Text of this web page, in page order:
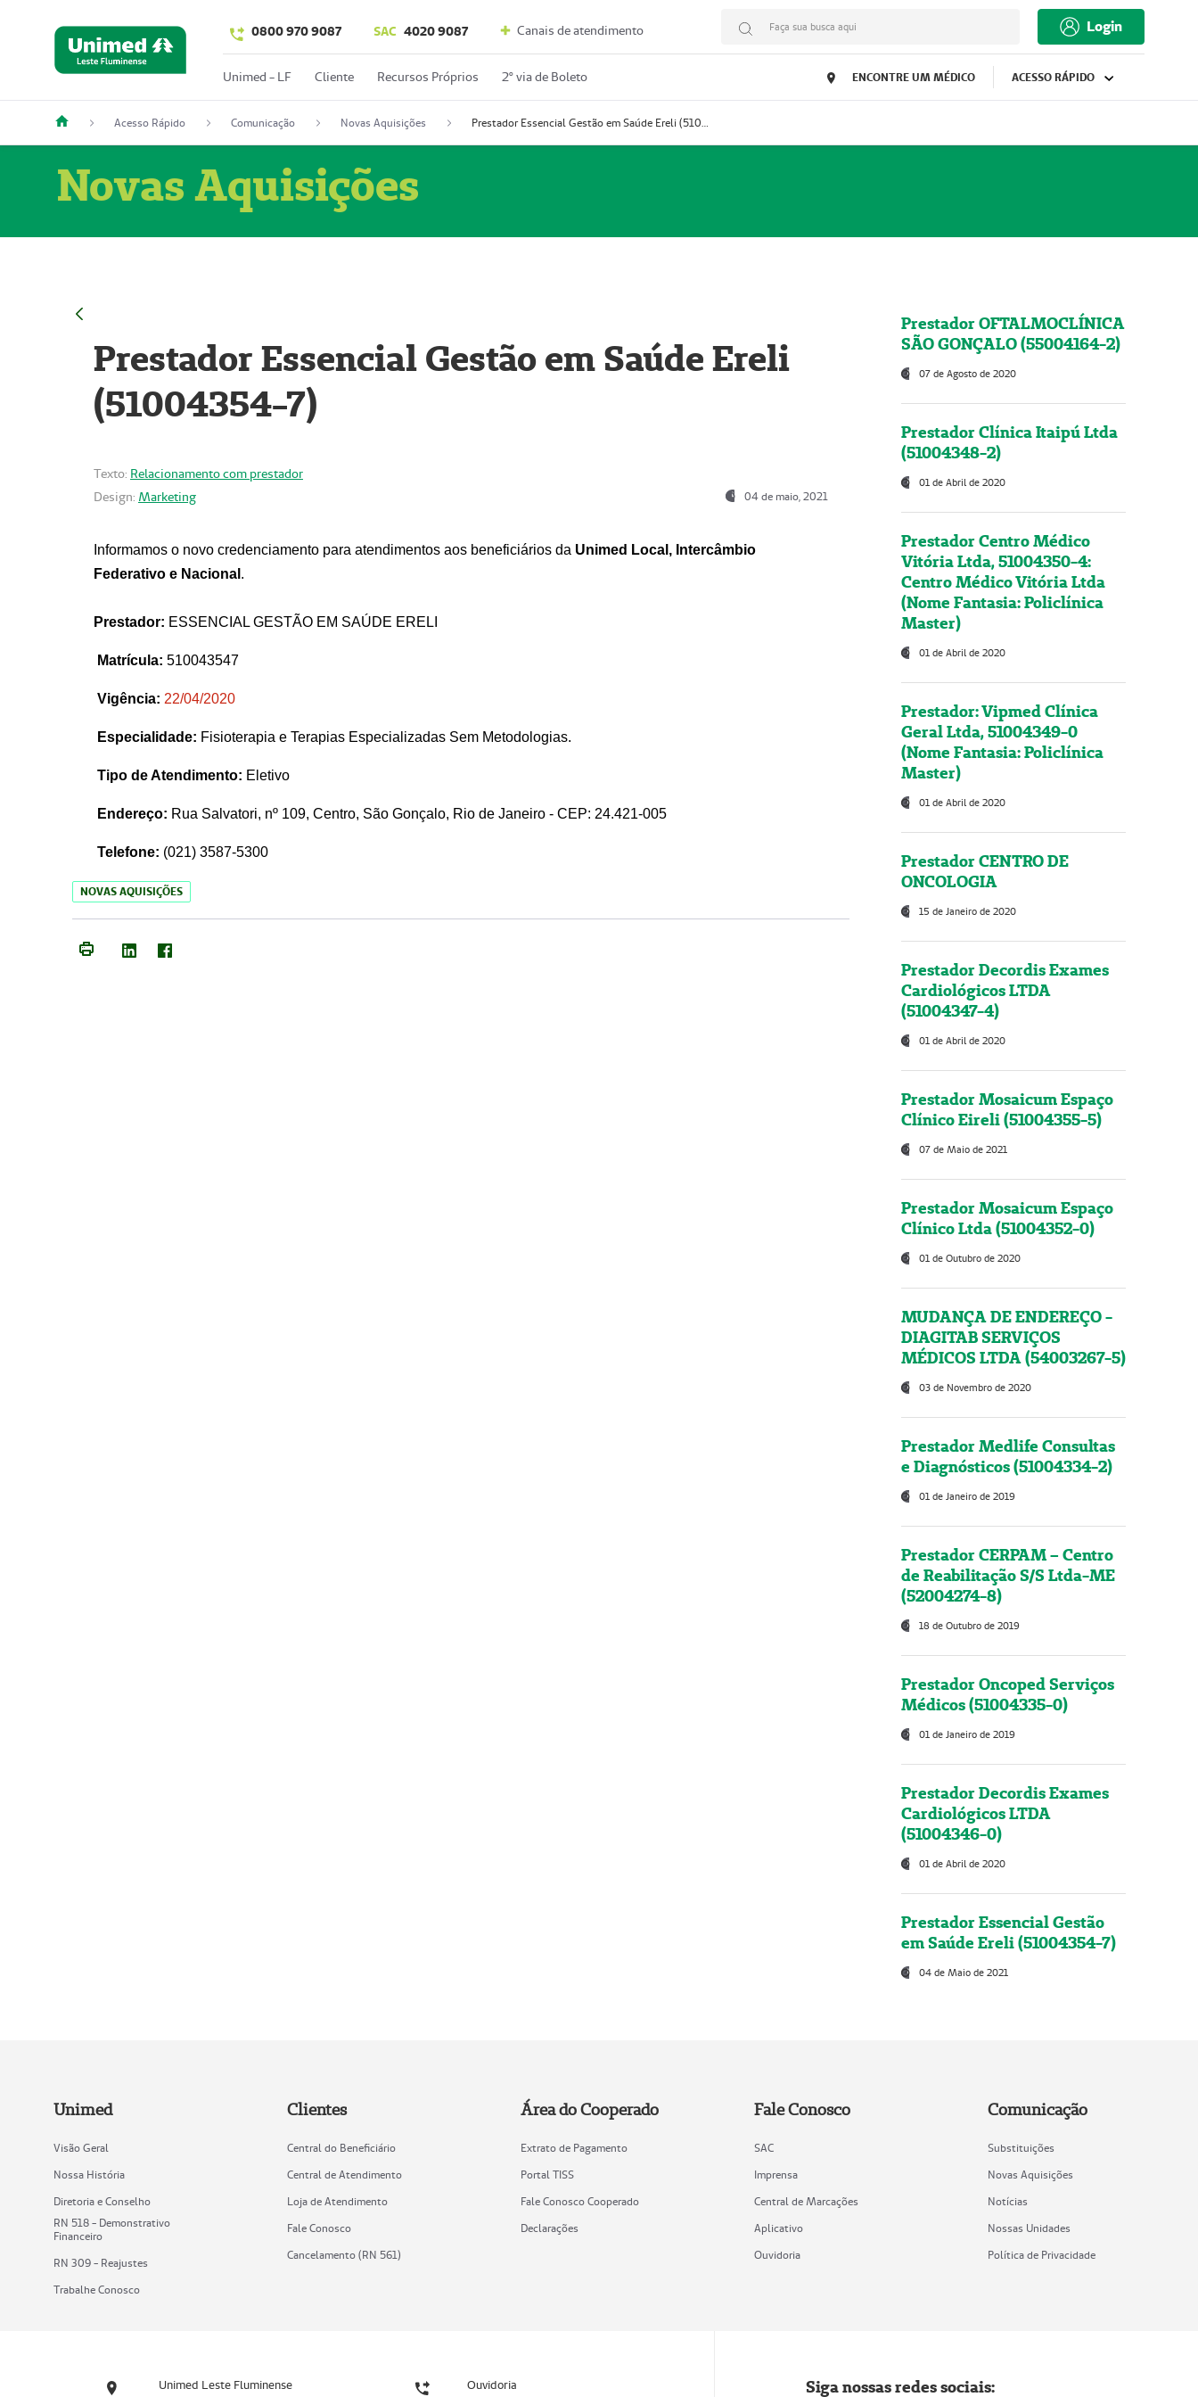
0800 970 9087 SAC 4020 9087 Canais de atendimento Faça sua busca aqui Login
Unimed - LF Cliente Recursos Próprios 2º via de Boleto ENCONTRE UM MÉDICO ACESSO RÁPIDO
Acesso Rápido Comunicação Novas Aquisições Prestador Essencial Gestão em Saúde Ereli (51004354-7)
Novas Aquisições
Prestador Essencial Gestão em Saúde Ereli
(51004354-7)
Texto: Relacionamento com prestador
Design: Marketing 04 de maio, 2021
Informamos o novo credenciamento para atendimentos aos beneficiários da Unimed Local, Intercâmbio
Federativo e Nacional .
Prestador: ESSENCIAL GESTÃO EM SAÚDE ERELI
Matrícula: 510043547
Vigência: 22/04/2020
Especialidade: Fisioterapia e Terapias Especializadas Sem Metodologias.
Tipo de Atendimento: Eletivo
Endereço: Rua Salvatori, nº 109, Centro, São Gonçalo, Rio de Janeiro - CEP: 24.421-005
Telefone: (021) 3587-5300
NOVAS AQUISIÇÕES
Prestador OFTALMOCLÍNICA
SÃO GONÇALO (55004164-2)
07 de Agosto de 2020
Prestador Clínica Itaipú Ltda
(51004348-2)
01 de Abril de 2020
Prestador Centro Médico
Vitória Ltda, 51004350-4:
Centro Médico Vitória Ltda
(Nome Fantasia: Policlínica
Master)
01 de Abril de 2020
Prestador: Vipmed Clínica
Geral Ltda, 51004349-0
(Nome Fantasia: Policlínica
Master)
01 de Abril de 2020
Prestador CENTRO DE
ONCOLOGIA
15 de Janeiro de 2020
Prestador Decordis Exames
Cardiológicos LTDA
(51004347-4)
01 de Abril de 2020
Prestador Mosaicum Espaço
Clínico Eireli (51004355-5)
07 de Maio de 2021
Prestador Mosaicum Espaço
Clínico Ltda (51004352-0)
01 de Outubro de 2020
MUDANÇA DE ENDEREÇO -
DIAGITAB SERVIÇOS
MÉDICOS LTDA (54003267-5)
03 de Novembro de 2020
Prestador Medlife Consultas
e Diagnósticos (51004334-2)
01 de Janeiro de 2019
Prestador CERPAM – Centro
de Reabilitação S/S Ltda-ME
(52004274-8)
18 de Outubro de 2019
Prestador Oncoped Serviços
Médicos (51004335-0)
01 de Janeiro de 2019
Prestador Decordis Exames
Cardiológicos LTDA
(51004346-0)
01 de Abril de 2020
Prestador Essencial Gestão
em Saúde Ereli (51004354-7)
04 de Maio de 2021
Unimed
Visão Geral
Nossa História
Diretoria e Conselho
RN 518 - Demonstrativo
Financeiro
RN 309 - Reajustes
Trabalhe Conosco
Clientes
Central do Beneficiário
Central de Atendimento
Loja de Atendimento
Fale Conosco
Cancelamento (RN 561)
Área do Cooperado
Extrato de Pagamento
Portal TISS
Fale Conosco Cooperado
Declarações
Fale Conosco
SAC
Imprensa
Central de Marcações
Aplicativo
Ouvidoria
Comunicação
Substituições
Novas Aquisições
Notícias
Nossas Unidades
Política de Privacidade
Unimed Leste Fluminense Ouvidoria Siga nossas redes sociais: